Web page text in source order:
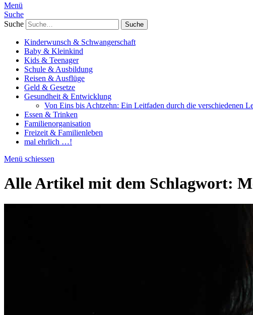
Menü
Suche
Suche
Kinderwunsch & Schwangerschaft
Baby & Kleinkind
Kids & Teenager
Schule & Ausbildung
Reisen & Ausflüge
Geld & Gesetze
Gesundheit & Entwicklung
Von Eins bis Achtzehn: Ein Leitfaden durch die verschiedenen
Essen & Trinken
Familienorganisation
Freizeit & Familienleben
mal ehrlich …!
Menü schiessen
Alle Artikel mit dem Schlagwort: